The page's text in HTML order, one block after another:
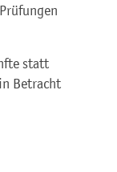
statt
Betracht